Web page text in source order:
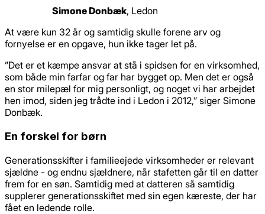
Simone Donbæk, Ledon
At være kun 32 år og samtidig skulle forene arv og
fornyelse er en opgave, hun ikke tager let på.
”Det er et kæmpe ansvar at stå i spidsen for en virksomhed,
som både min farfar og far har bygget op. Men det er også
en stor milepæl for mig personligt, og noget vi har arbejdet
hen imod, siden jeg trådte ind i Ledon i 2012,” siger Simone
Donbæk.
En forskel for børn
Generationsskifter i familieejede virksomheder er relevant
sjældne - og endnu sjældnere, når stafetten går til en datter
frem for en søn. Samtidig med at datteren så samtidig
supplerer generationsskiftet med sin egen kæreste, der har
fået en ledende rolle.